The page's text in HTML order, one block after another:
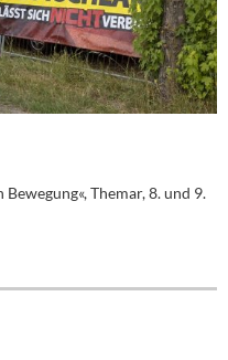
Bewegung«, Themar, 8. und 9.